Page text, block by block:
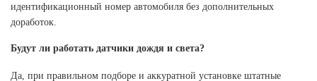
идентификационный номер автомобиля без дополнительных
доработок.
Будут ли работать датчики дождя и света?
Да, при правильном подборе и аккуратной установке штатные